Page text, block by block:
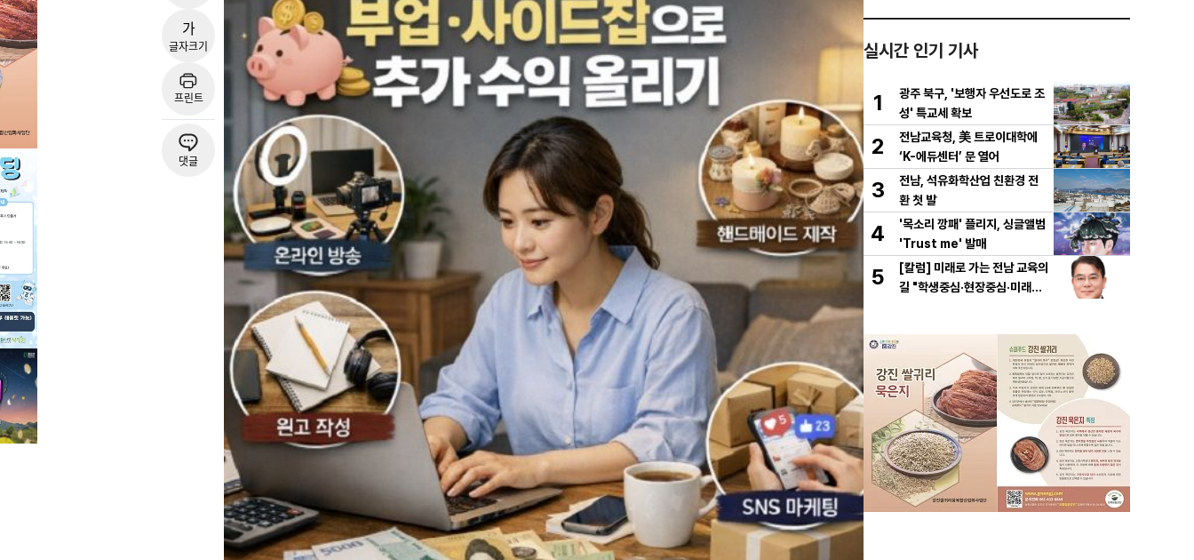
가
글자크기
프린트
댓글
실시간 인기 기사
1
광주 북구, '보행자 우선도로 조
성' 특교세 확보
2
전남교육청, 美 트로이대학에
‘K-에듀센터’ 문 열어
3
전남, 석유화학산업 친환경 전
환 첫 발
4
'목소리 깡패' 플리지, 싱글앨범
'Trust me' 발매
5
[칼럼] 미래로 가는 전남 교육의
길 "학생중심·현장중심·미래중